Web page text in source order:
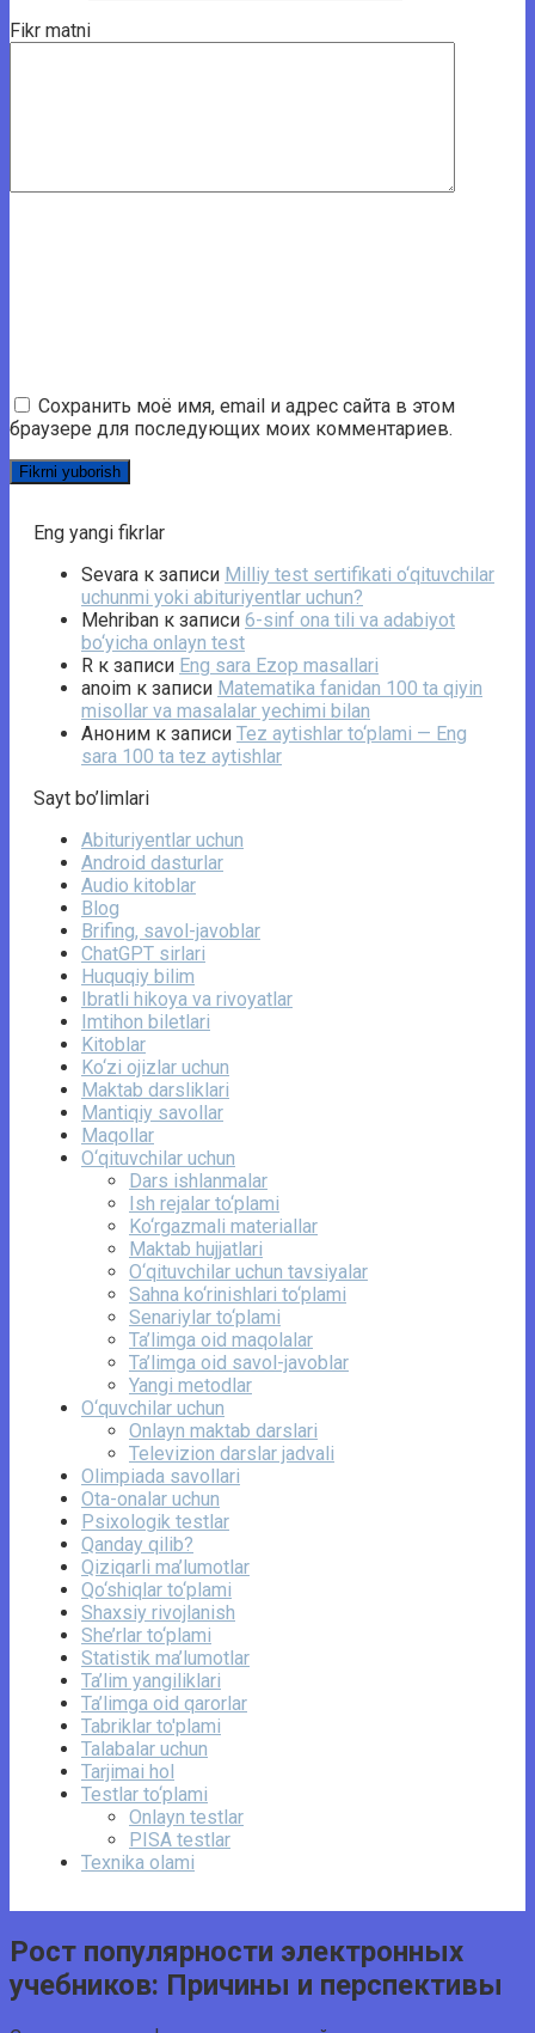
Fikr matni
Сохранить моё имя, email и адрес сайта в этом
браузере для последующих моих комментариев.
Eng yangi fikrlar
Sevara к записи Milliy test sertifikati o‘qituvchilar
uchunmi yoki abituriyentlar uchun?
Mehriban к записи 6-sinf ona tili va adabiyot
bo‘yicha onlayn test
R к записи Eng sara Ezop masallari
anoim к записи Matematika fanidan 100 ta qiyin
misollar va masalalar yechimi bilan
Аноним к записи Tez aytishlar to‘plami — Eng
sara 100 ta tez aytishlar
Sayt bo’limlari
Abituriyentlar uchun
Android dasturlar
Audio kitoblar
Blog
Brifing, savol-javoblar
ChatGPT sirlari
Huquqiy bilim
Ibratli hikoya va rivoyatlar
Imtihon biletlari
Kitoblar
Ko‘zi ojizlar uchun
Maktab darsliklari
Mantiqiy savollar
Maqollar
O‘qituvchilar uchun
Dars ishlanmalar
Ish rejalar to‘plami
Ko‘rgazmali materiallar
Maktab hujjatlari
O‘qituvchilar uchun tavsiyalar
Sahna ko‘rinishlari to‘plami
Senariylar to‘plami
Ta’limga oid maqolalar
Ta’limga oid savol-javoblar
Yangi metodlar
O‘quvchilar uchun
Onlayn maktab darslari
Televizion darslar jadvali
Olimpiada savollari
Ota-onalar uchun
Psixologik testlar
Qanday qilib?
Qiziqarli ma’lumotlar
Qo‘shiqlar to‘plami
Shaxsiy rivojlanish
She’rlar to‘plami
Statistik ma’lumotlar
Ta’lim yangiliklari
Ta’limga oid qarorlar
Tabriklar to'plami
Talabalar uchun
Tarjimai hol
Testlar to‘plami
Onlayn testlar
PISA testlar
Texnika olami
Рост популярности электронных
учебников: Причины и перспективы